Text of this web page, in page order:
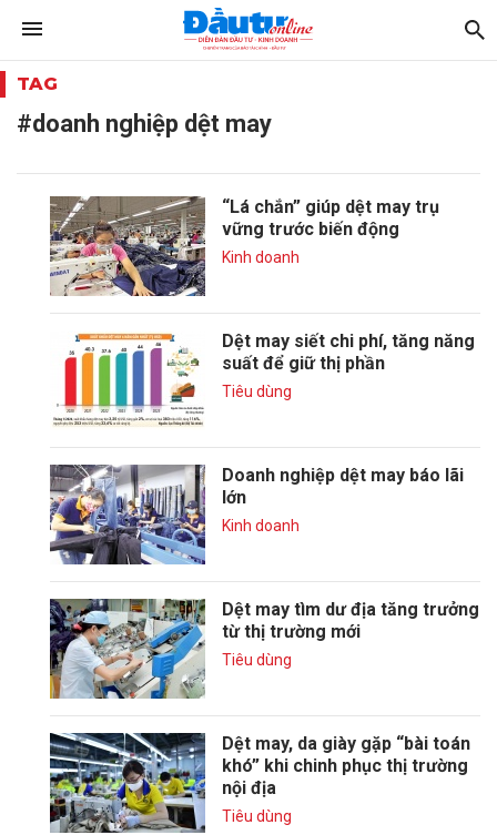
TAG
#doanh nghiệp dệt may
“Lá chắn” giúp dệt may trụ
vững trước biến động
Kinh doanh
Dệt may siết chi phí, tăng năng
suất để giữ thị phần
Tiêu dùng
Doanh nghiệp dệt may báo lãi
lớn
Kinh doanh
Dệt may tìm dư địa tăng trưởng
từ thị trường mới
Tiêu dùng
Dệt may, da giày gặp “bài toán
khó” khi chinh phục thị trường
nội địa
Tiêu dùng